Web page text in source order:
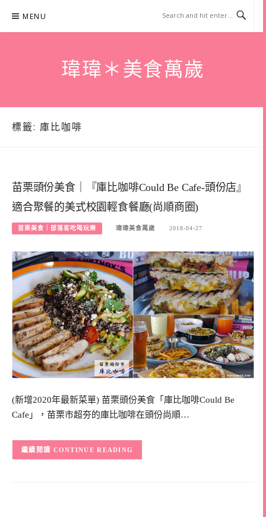
content
MENU
瑋瑋＊美食萬歲
標籤: 庫比咖啡
苗栗頭份美食｜『庫比咖啡Could Be Cafe-頭份店』
適合聚餐的美式校園輕食餐廳(尚順商圈)
苗栗美食｜部落客吃喝玩樂 瑋瑋美食萬歲 2018-04-27
(新增2020年最新菜單) 苗栗頭份美食「庫比咖啡Could Be
Cafe」，苗栗市超夯的庫比咖啡在頭份尚順…
CONTINUE READING